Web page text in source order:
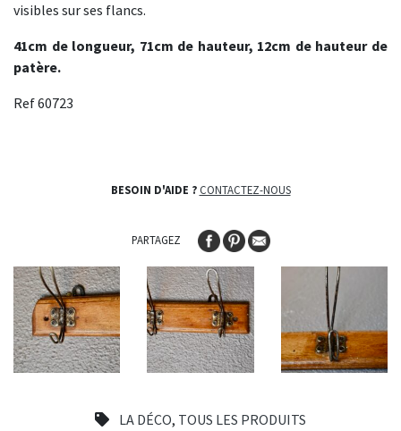
LA DÉCO, TOUS LES PRODUITS
visibles sur ses flancs.
41cm de longueur, 71cm de hauteur, 12cm de hauteur de
patère.
Ref 60723
BESOIN D'AIDE ? CONTACTEZ-NOUS
PARTAGEZ